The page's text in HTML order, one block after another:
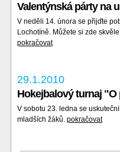
Valentýnská párty na
V neděli 14. února se přijďte
Lochotíně. Můžete si zde
pokračovat
29.1.2010
Hokejbalový turnaj "O
V sobotu 23. ledna se
mladších žáků. pokračovat